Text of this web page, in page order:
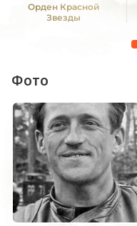
Орден Красной
Звезды
Фото